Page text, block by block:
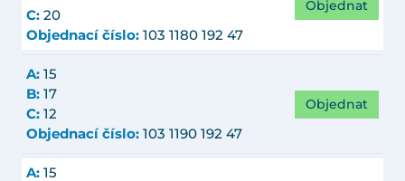
C: 20
Objednací číslo: 103 1180 192 47
Objednat
A: 15
B: 17
C: 12
Objednací číslo: 103 1190 192 47
Objednat
A: 15